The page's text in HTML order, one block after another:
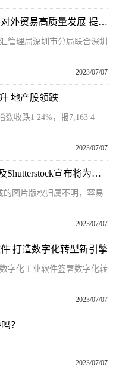
央行深圳支行等五部门：支持深圳对外贸易高质量发展 提升便利化水平
管理局深圳市分局联合深圳
2023/07/07
地产股领跌
数收跌1 24%，报7,163 4
2023/07/07
遇版权纠纷可获全额补偿：Adobe及Shutterstock宣布将为平台AI图片负责
的图片版权归属不明，容易
2023/07/07
打造数字化转型新引擎
字化工业软件签署数字化转
2023/07/07
？
2023/07/07